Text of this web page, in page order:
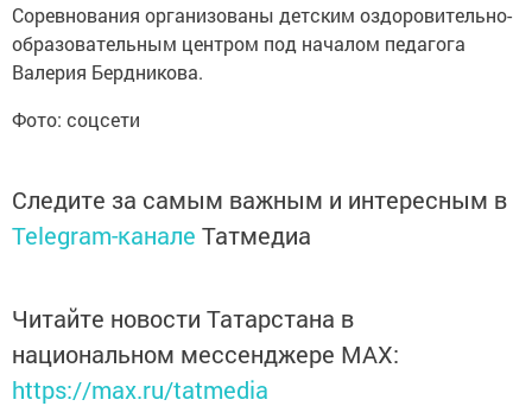
Соревнования организованы детским оздоровительно-
образовательным центром под началом педагога
Валерия Бердникова.
Фото: соцсети
Следите за самым важным и интересным в
Telegram-канале Татмедиа
Читайте новости Татарстана в
национальном мессенджере MАХ:
https://max.ru/tatmedia